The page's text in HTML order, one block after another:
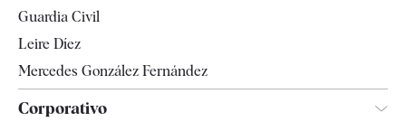
Guardia Civil
Leire Díez
Mercedes González Fernández
Corporativo